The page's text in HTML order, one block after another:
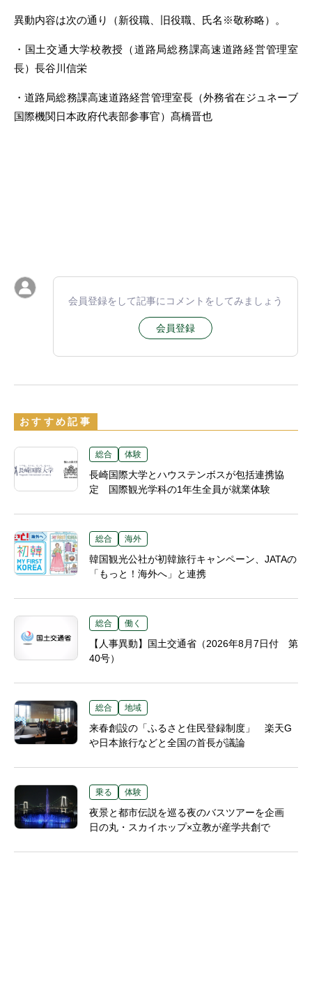
異動内容は次の通り（新役職、旧役職、氏名※敬称略）。
・国土交通大学校教授（道路局総務課高速道路経営管理室
長）長谷川信栄
・道路局総務課高速道路経営管理室長（外務省在ジュネーブ
国際機関日本政府代表部参事官）髙橋晋也
会員登録をして記事にコメントをしてみましょう
会員登録
おすすめ記事
総合 体験
長崎国際大学とハウステンボスが包括連携協
定 国際観光学科の1年生全員が就業体験
総合 海外
韓国観光公社が初韓旅行キャンペーン、JATAの
「もっと！海外へ」と連携
総合 働く
【人事異動】国土交通省（2026年8月7日付 第
40号）
総合 地域
来春創設の「ふるさと住民登録制度」 楽天G
や日本旅行などと全国の首長が議論
乗る 体験
夜景と都市伝説を巡る夜のバスツアーを企画
日の丸・スカイホップ×立教が産学共創で